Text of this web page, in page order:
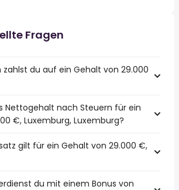
Fragen
zahlst du auf ein Gehalt von 29.000
Nettogehalt nach Steuern für ein
€, Luxemburg, Luxemburg?
gilt für ein Gehalt von 29.000 €,
du mit einem Bonus von